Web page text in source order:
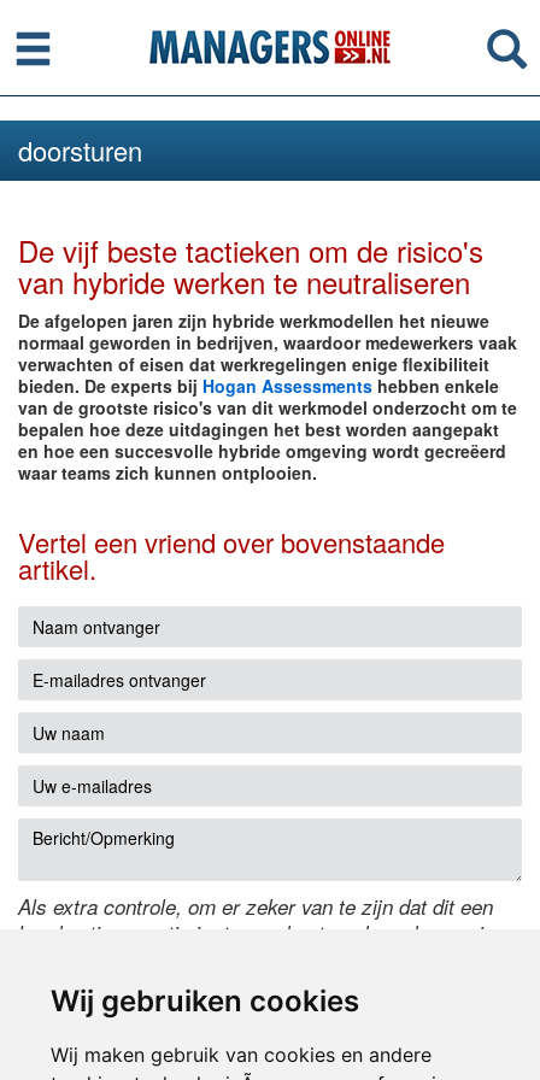
Wij gebruiken cookies
Wij maken gebruik van cookies en andere
Menu
doorsturen
De vijf beste tactieken om de risico's
van hybride werken te neutraliseren
De afgelopen jaren zijn hybride werkmodellen het nieuwe
normaal geworden in bedrijven, waardoor medewerkers vaak
verwachten of eisen dat werkregelingen enige flexibiliteit
bieden. De experts bij Hogan Assessments hebben enkele
van de grootste risico's van dit werkmodel onderzocht om te
bepalen hoe deze uitdagingen het best worden aangepakt
en hoe een succesvolle hybride omgeving wordt gecreëerd
waar teams zich kunnen ontplooien.
Vertel een vriend over bovenstaande
artikel.
Als extra controle, om er zeker van te zijn dat dit een
handmatige reactie is, typ onderstaande code over in
de code te wijzigen.